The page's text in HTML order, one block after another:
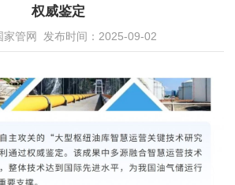
权威鉴定
家管网 发布时间：2025-09-02